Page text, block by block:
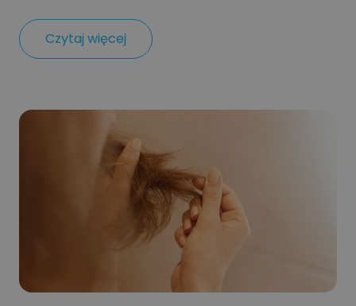
Czytaj więcej